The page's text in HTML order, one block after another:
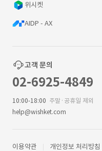
위시켓
AIDP - AX
고객 문의
02-6925-4849
10:00-18:00 주말·공휴일 제외
help@wishket.com
이용약관 개인정보 처리방침